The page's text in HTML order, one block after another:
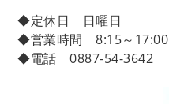
◆定休日 日曜日
◆営業時間 8:15～17:00
◆電話 0887-54-3642